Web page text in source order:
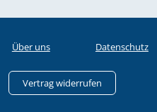
Über uns Datenschutz
Vertrag widerrufen